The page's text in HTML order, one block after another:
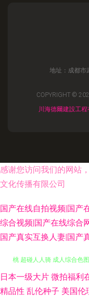
地址：成都市
COPYRIGHT ©
川海德爾建設工程
感谢您访问我们的网站
文化传播有限公司
国产在线自拍视频|国产
综合视频|国产在线综合
国产真实互换人妻|国产
99超碰人 激情一道本 超碰
日本一级大片 微拍福利
精品性 乱伦种子 美国伦